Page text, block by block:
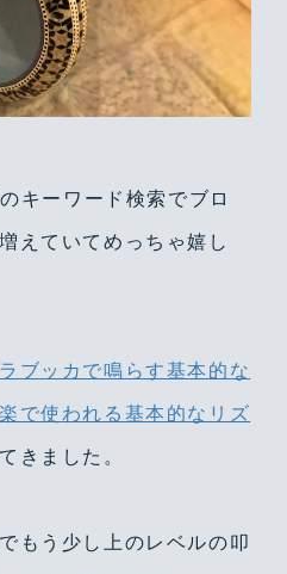
キーワード検索でブロ
えていてめっちゃ嬉し
ブッカで鳴らす基本的な
で使われる基本的なリズ
きました。
もう少し上のレベルの叩